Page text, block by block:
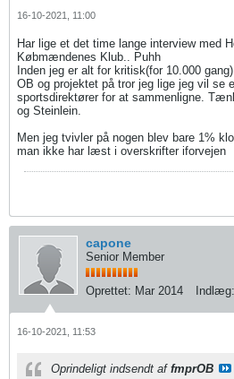
16-10-2021, 11:00
Har lige et det time lange interview med
Købmændenes Klub.. Puhh
Inden jeg er alt for kritisk(for 10.000
OB og projektet på tror jeg lige jeg vil se
sportsdirektører for at sammenligne.
og Steinlein.
Men jeg tvivler på nogen blev bare 1%
man ikke har læst i overskrifter iforvejen
capone
Senior Member
Oprettet: Mar 2014 Indlæg:
16-10-2021, 11:53
Oprindeligt indsendt af fmprOB